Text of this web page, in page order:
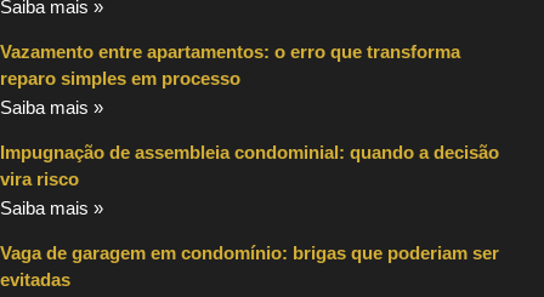
Saiba mais »
Vazamento entre apartamentos: o erro que transforma
reparo simples em processo
Saiba mais »
Impugnação de assembleia condominial: quando a decisão
vira risco
Saiba mais »
Vaga de garagem em condomínio: brigas que poderiam ser
evitadas